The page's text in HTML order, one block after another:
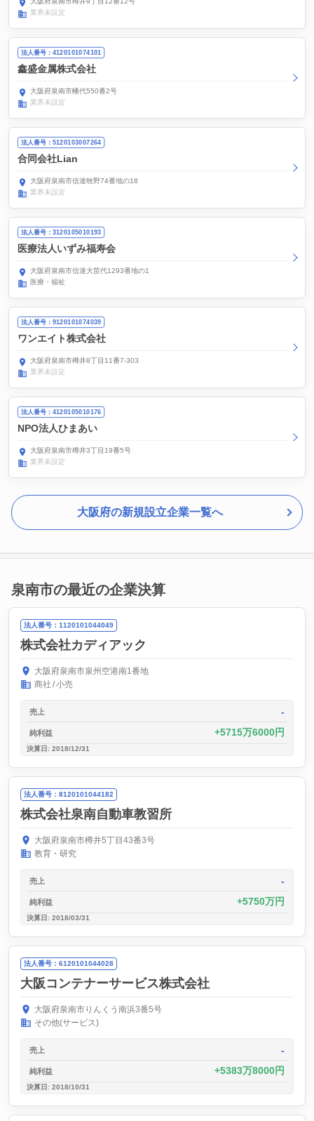
業界未設定
法人番号：4120101074101
鑫盛金属株式会社
大阪府泉南市幡代550番2号
業界未設定
法人番号：5120103007264
合同会社Lian
大阪府泉南市信達牧野74番地の18
業界未設定
法人番号：3120105010193
医療法人いずみ福寿会
大阪府泉南市信達大苗代1293番地の1
医療・福祉
法人番号：9120101074039
ワンエイト株式会社
大阪府泉南市樽井8丁目11番7-303
業界未設定
法人番号：4120105010176
NPO法人ひまあい
大阪府泉南市樽井3丁目19番5号
業界未設定
大阪府の新規設立企業一覧へ
泉南市の最近の企業決算
法人番号：1120101044049
株式会社カディアック
大阪府泉南市泉州空港南1番地
商社 小売
売上 -
純利益 5715万6000円
決算日: 2018/12/31
法人番号：8120101044182
株式会社泉南自動車教習所
大阪府泉南市樽井5丁目43番3号
教育・研究
売上 -
純利益 5750万円
決算日: 2018/03/31
法人番号：6120101044028
大阪コンテナーサービス株式会社
大阪府泉南市りんくう南浜3番5号
その他(サービス)
売上 -
純利益 5383万8000円
決算日: 2018/10/31